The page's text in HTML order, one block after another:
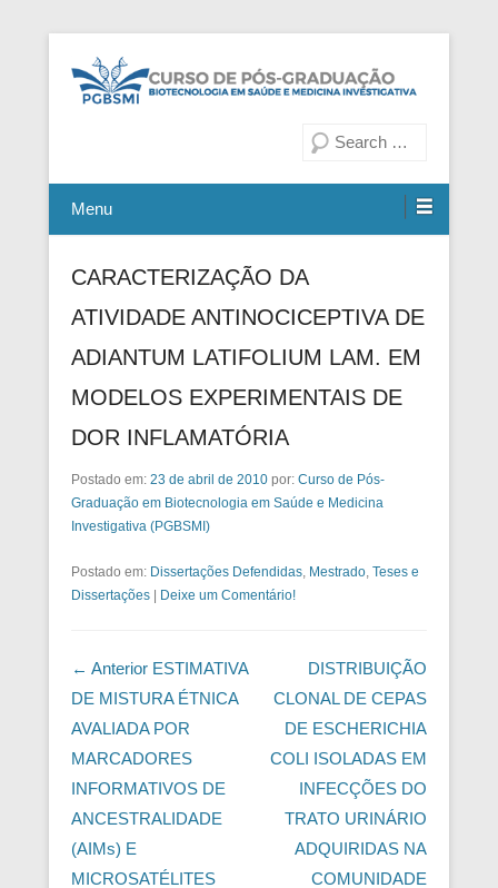
Curso de Pós-Graduação em
Medicina Investigativa
Menu
CARACTERIZAÇÃO DA
ATIVIDADE ANTINOCICEPTIVA DE
ADIANTUM LATIFOLIUM LAM. EM
MODELOS EXPERIMENTAIS DE
DOR INFLAMATÓRIA
Postado em: 23 de abril de 2010 por: Curso de Pós-
Graduação em Biotecnologia em Saúde e Medicina
Investigativa (PGBSMI)
Postado em: Dissertações Defendidas, Mestrado, Teses e
Dissertações
Deixe um Comentário!
Navegação das Postagens
← Anterior ESTIMATIVA
DE MISTURA ÉTNICA
AVALIADA POR
MARCADORES
INFORMATIVOS DE
ANCESTRALIDADE
(AIMs) E
MICROSATÉLITES
DISTRIBUIÇÃO
CLONAL DE CEPAS
DE ESCHERICHIA
COLI ISOLADAS EM
INFECÇÕES DO
TRATO URINÁRIO
ADQUIRIDAS NA
COMUNIDADE